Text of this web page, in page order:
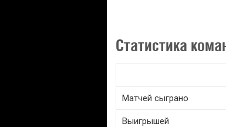
Статистика
Матчей сыграно
Выигрышей